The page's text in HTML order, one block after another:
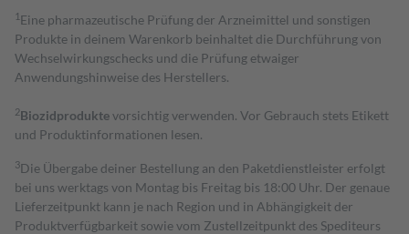
1 Eine pharmazeutische Prüfung der Arzneimittel und sonstigen
Produkte in deinem Warenkorb beinhaltet die Durchführung von
Wechselwirkungschecks und die Prüfung etwaiger
Anwendungshinweise des Herstellers.
2Biozidproduktevorsichtig verwenden. Vor Gebrauch stets Etikett
und Produktinformationen lesen.
3Die Übergabe deiner Bestellung an den Paketdienstleister erfolgt
bei uns werktags von Montag bis Freitag bis 18:00 Uhr. Der genaue
Lieferzeitpunkt kann je nach Region und in Abhängigkeit der
Produktverfügbarkeit sowie vom Zustellzeitpunkt des Spediteurs